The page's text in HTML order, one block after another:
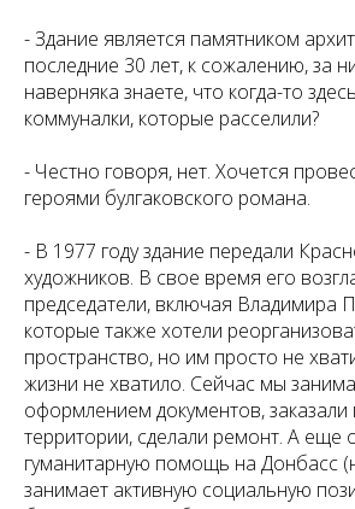
- Здание является памятником
последние 30 лет, к сожалению, за
наверняка знаете, что когда-то
коммуналки, которые расселили?
- Честно говоря, нет. Хочется
героями булгаковского романа.
- В 1977 году здание передали
художников. В свое время его
председатели, включая Владимира
которые также хотели
пространство, но им просто не
жизни не хватило. Сейчас мы
оформлением документов, заказали
территории, сделали ремонт. А еще
гуманитарную помощь на Донбасс
занимает активную социальную